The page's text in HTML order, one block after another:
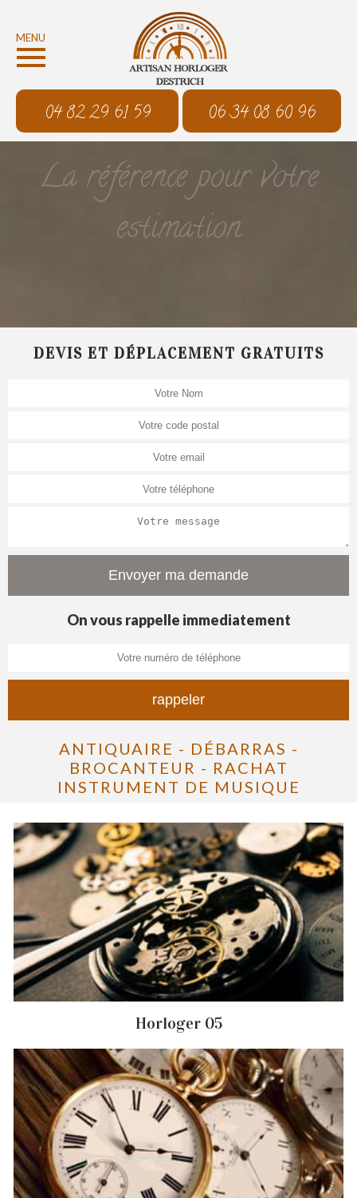
MENU
04 82 29 61 59 06 34 08 60 96
La référence pour votre
estimation
DEVIS ET DÉPLACEMENT GRATUITS
On vous rappelle immediatement
ANTIQUAIRE - DÉBARRAS -
BROCANTEUR - RACHAT
INSTRUMENT DE MUSIQUE
Horloger 05